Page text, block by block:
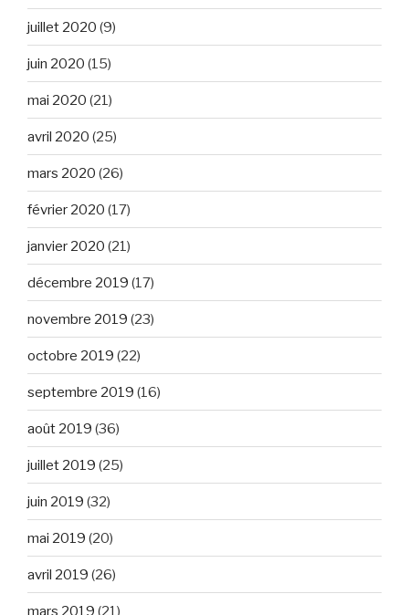
juillet 2020 (9)
juin 2020 (15)
mai 2020 (21)
avril 2020 (25)
mars 2020 (26)
février 2020 (17)
janvier 2020 (21)
décembre 2019 (17)
novembre 2019 (23)
octobre 2019 (22)
septembre 2019 (16)
août 2019 (36)
juillet 2019 (25)
juin 2019 (32)
mai 2019 (20)
avril 2019 (26)
mars 2019 (21)